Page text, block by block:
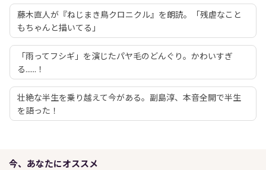
藤木直人が『ねじまき鳥クロニクル』を朗読。「残虐なこと
もちゃんと描いてる」
「雨ってフシギ」を演じたパヤ毛のどんぐり。かわいすぎ
る......！
壮絶な半生を乗り越えて今がある。副島淳、本音全開で半生
を語った！
今、あなたにオススメ